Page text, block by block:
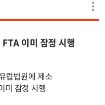
이미 잠정 시행
럽법원에 제소
잠정 시행